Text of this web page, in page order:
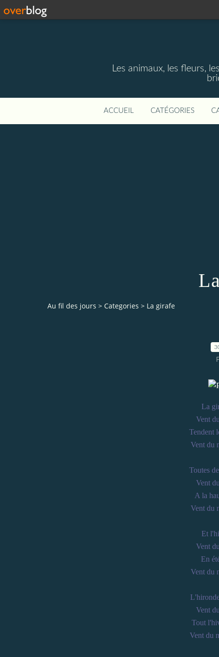
Les animaux, les fleurs,
ACCUEIL CATÉGORIES
Au fil des jours > Categories > La girafe
La
Vent
Tendent
Vent du
Toutes
Vent
A la
Vent du
Et
Vent
En
Vent du
Vent
Tout
Vent du